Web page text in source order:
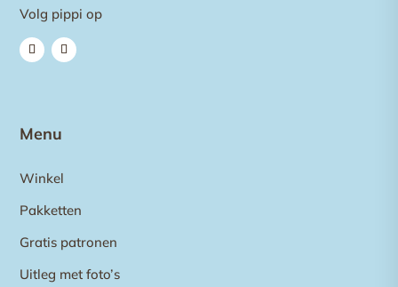
Volg pippi op
Menu
Winkel
Pakketten
Gratis patronen
Uitleg met foto’s